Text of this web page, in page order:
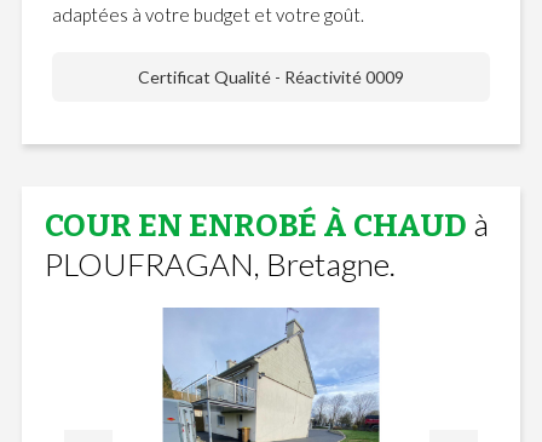
adaptées à votre budget et votre goût.
Certificat Qualité - Réactivité 0009
COUR EN ENROBÉ À CHAUD à
PLOUFRAGAN, Bretagne.